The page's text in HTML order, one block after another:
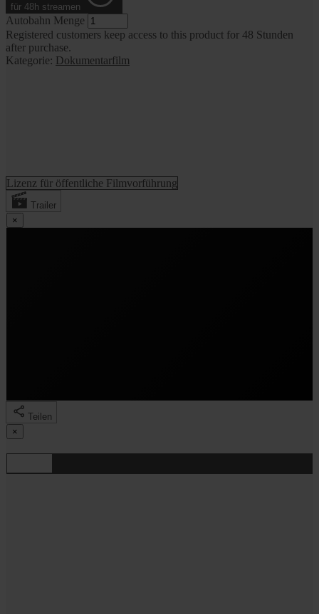
für 48h streamen
Autobahn Menge
Registered customers keep access to this product for 48 Stunden
after purchase.
Kategorie: Dokumentarfilm
Lizenz für öffentliche Filmvorführung
Trailer
×
werden deine IP-Adresse und Geräteinformationen an
Google/YouTube übermittelt.
Teilen
×